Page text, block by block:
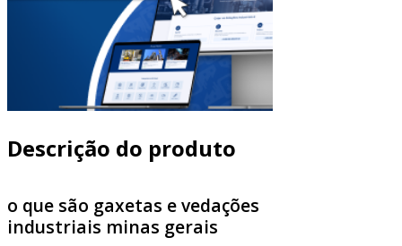
Descrição do produto
o que são gaxetas e vedações
industriais minas gerais